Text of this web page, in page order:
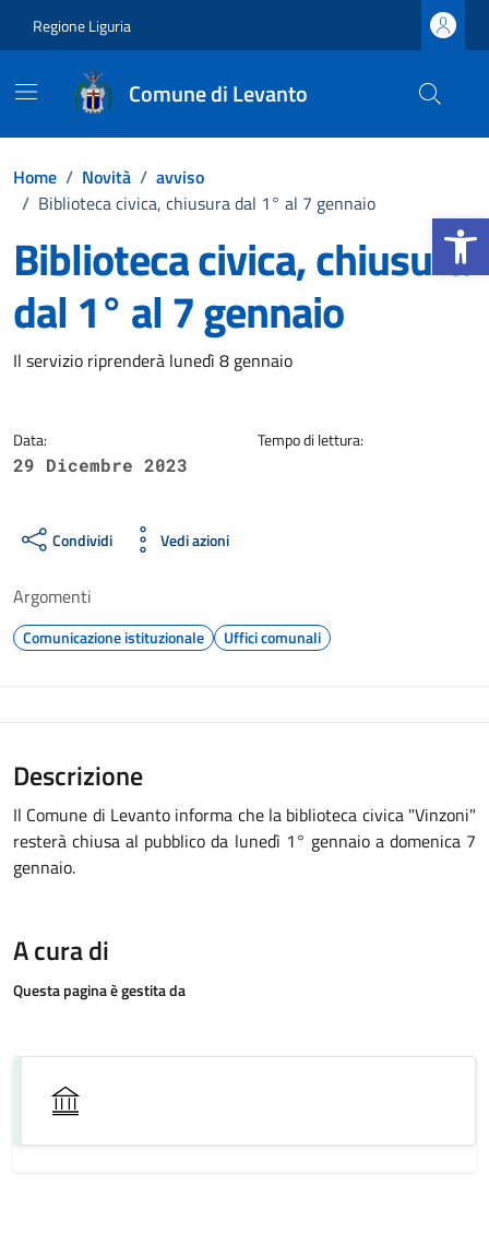
Apri la
Regione Liguria
Comune di Levanto
Home / Novità / avviso
/ Biblioteca civica, chiusura dal 1° al 7 gennaio
Biblioteca civica, chiusura
dal 1° al 7 gennaio
Dettagli della notizia
Il servizio riprenderà lunedì 8 gennaio
Data:
29 Dicembre 2023
Tempo di lettura:
Condividi Vedi azioni
Argomenti
Comunicazione istituzionale Uffici comunali
Descrizione
Il Comune di Levanto informa che la biblioteca civica "Vinzoni"
resterà chiusa al pubblico da lunedì 1° gennaio a domenica 7
gennaio.
A cura di
Questa pagina è gestita da